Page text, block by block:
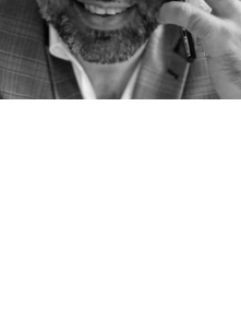
Časopis
Sledujte prima+
jistota výsledků? A
především cestou k
najdete všechny